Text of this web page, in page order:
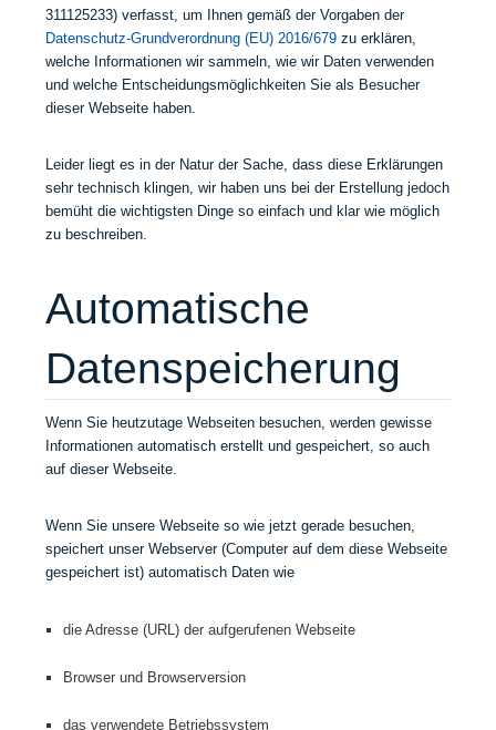
u
s
l
l
e
A
b
ä
u
f
e
d
n
k
g
i
t
a
l
s
i
e
r
e
W
h
n
h
ä
n
t
e
i
n
g
n
z
r
M
e
n
s
c
h
e
Z
a
h
m
e
d
i
z
n
a
f
d
e
m
n
e
e
s
t
e
S
e
r
t
e
B
h
a
n
d
l
n
g
k
u
l
t
u
r
311125233) verfasst, um Ihnen gemäß der Vorgaben der
Datenschutz-Grundverordnung (EU) 2016/679 zu erklären,
welche Informationen wir sammeln, wie wir Daten verwenden
und welche Entscheidungsmöglichkeiten Sie als Besucher
dieser Webseite haben.
Leider liegt es in der Natur der Sache, dass diese Erklärungen
sehr technisch klingen, wir haben uns bei der Erstellung jedoch
bemüht die wichtigsten Dinge so einfach und klar wie möglich
zu beschreiben.
Automatische
Datenspeicherung
Wenn Sie heutzutage Webseiten besuchen, werden gewisse
Informationen automatisch erstellt und gespeichert, so auch
auf dieser Webseite.
Wenn Sie unsere Webseite so wie jetzt gerade besuchen,
speichert unser Webserver (Computer auf dem diese Webseite
gespeichert ist) automatisch Daten wie
die Adresse (URL) der aufgerufenen Webseite
Browser und Browserversion
das verwendete Betriebssystem